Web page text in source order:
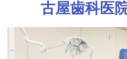
古屋歯科医